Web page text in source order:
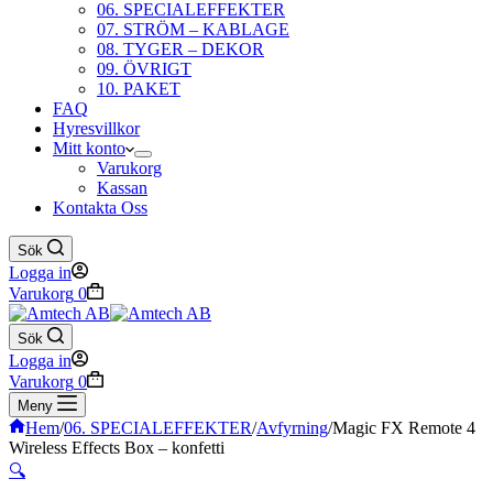
06. SPECIALEFFEKTER
07. STRÖM – KABLAGE
08. TYGER – DEKOR
09. ÖVRIGT
10. PAKET
FAQ
Hyresvillkor
Mitt konto
Varukorg
Kassan
Kontakta Oss
Sök
Logga in
Varukorg 0
Sök
Logga in
Varukorg 0
Meny
Hem/06. SPECIALEFFEKTER/Avfyrning/Magic FX Remote 4
Wireless Effects Box – konfetti
🔍